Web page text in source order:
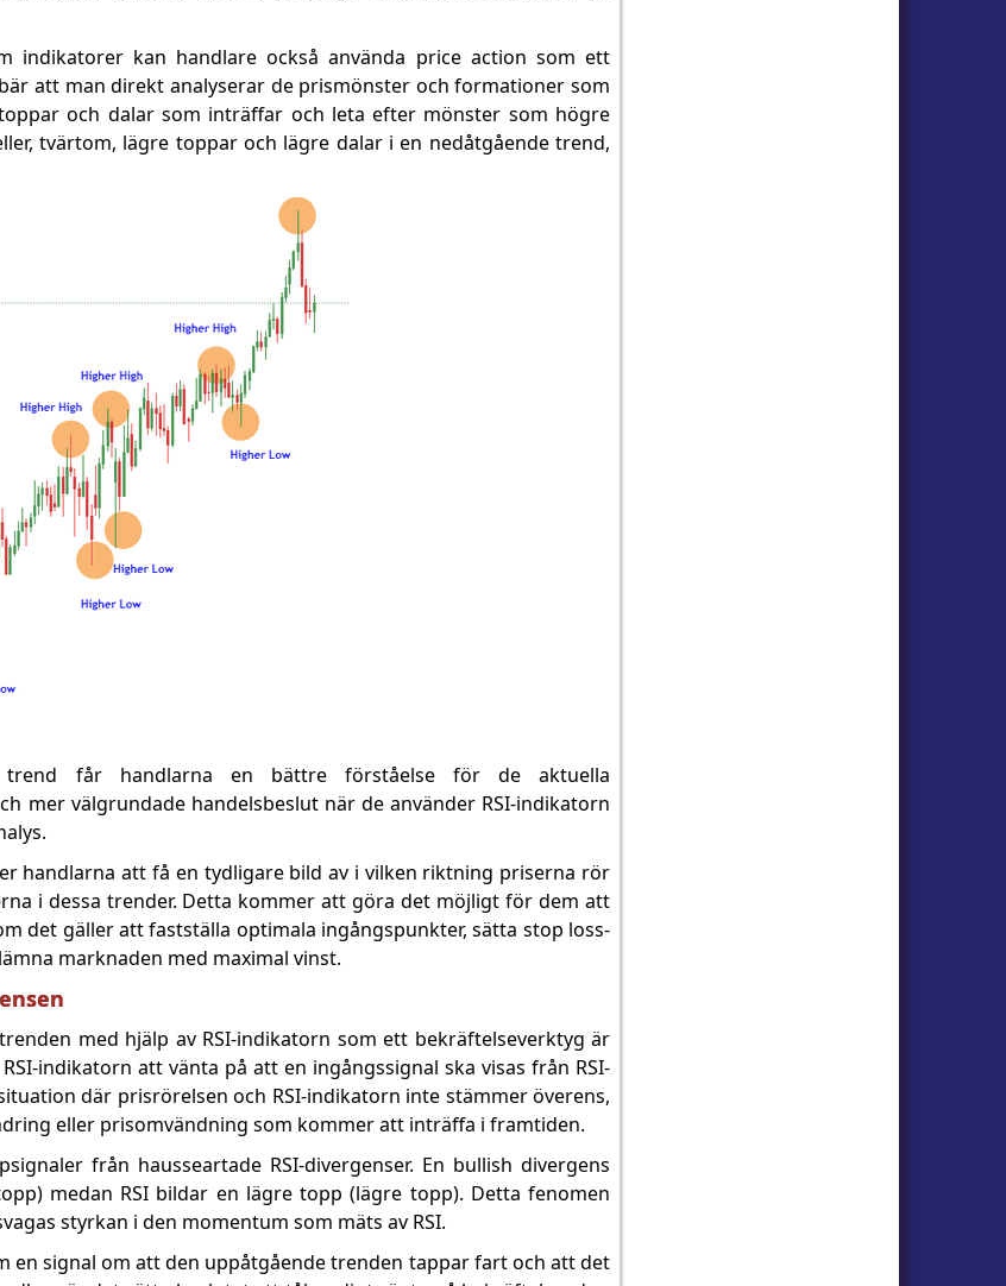
indikatorer kan handlare också använda price action som ett
att man direkt analyserar de prismönster och formationer som
och dalar som inträffar och leta efter mönster som högre
tvärtom, lägre toppar och lägre dalar i en nedåtgående trend,
får handlarna en bättre förståelse för de aktuella
mer välgrundade handelsbeslut när de använder RSI-indikatorn
handlarna att få en tydligare bild av i vilken riktning priserna rör
i dessa trender. Detta kommer att göra det möjligt för dem att
det gäller att fastställa optimala ingångspunkter, sätta stop loss-
marknaden med maximal vinst.
med hjälp av RSI-indikatorn som ett bekräftelseverktyg är
indikatorn att vänta på att en ingångssignal ska visas från RSI-
där prisrörelsen och RSI-indikatorn inte stämmer överens,
eller prisomvändning som kommer att inträffa i framtiden.
från hausseartade RSI-divergenser. En bullish divergens
medan RSI bildar en lägre topp (lägre topp). Detta fenomen
styrkan i den momentum som mäts av RSI.
en signal om att den uppåtgående trenden tappar fart och att det